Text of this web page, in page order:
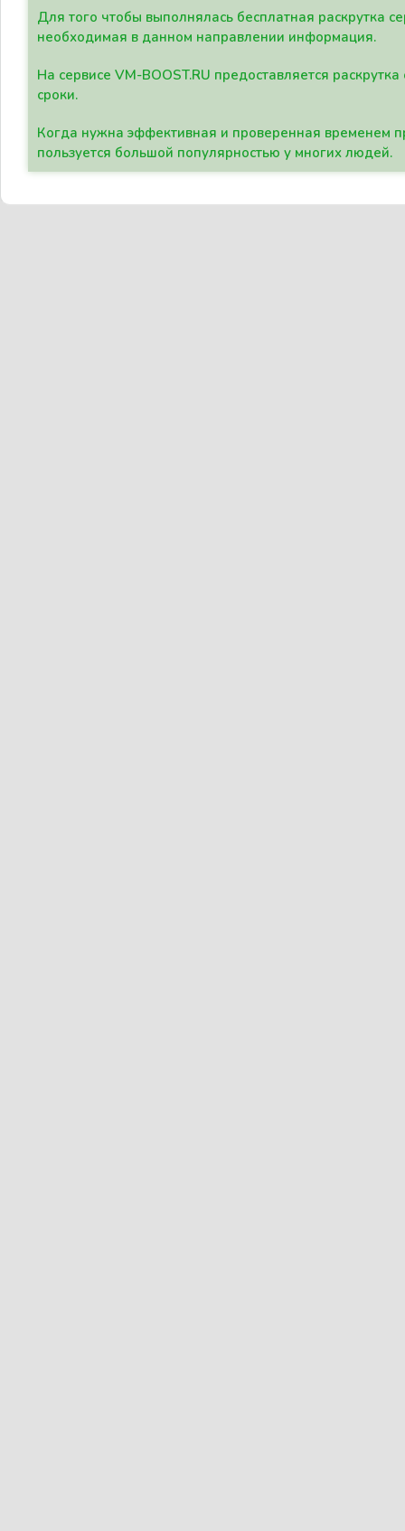
Для того чтобы выполнялась бесплатная раскрутка
необходимая в данном направлении информация.
На сервисе VM-BOOST.RU предоставляется
сроки.
Когда нужна эффективная и проверенная временем
пользуется большой популярностью у многих людей.